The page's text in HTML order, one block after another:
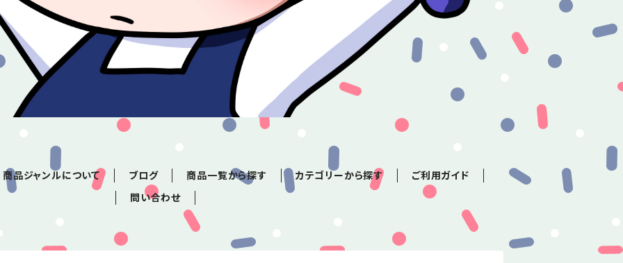
商品ジャンルについて ブログ 商品一覧から探す カテゴリーから探す
ご利用ガイド
問い合わせ